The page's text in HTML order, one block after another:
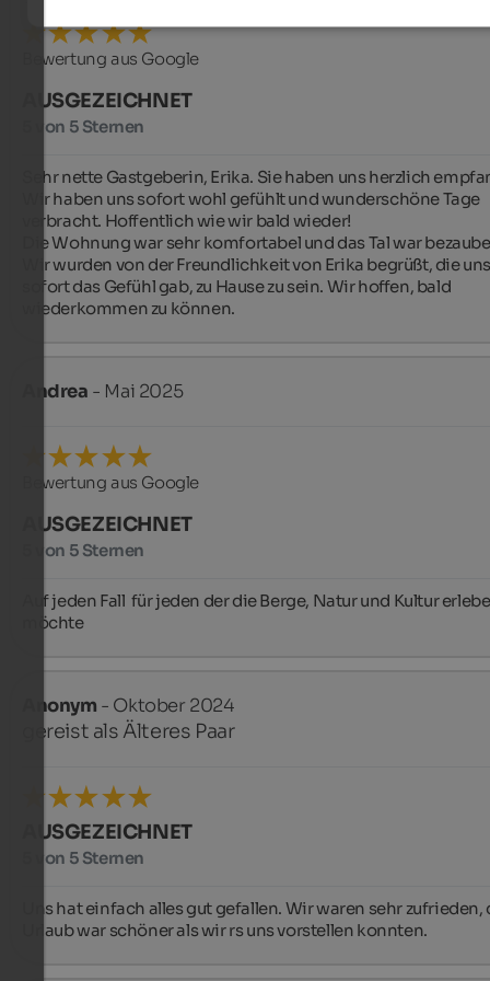
Bewertung aus Google
AUSGEZEICHNET
5 von 5 Sternen
Sehr nette Gastgeberin, Erika. Sie haben uns herzlich
Wir haben uns sofort wohl gefühlt und wunderschöne Tage
verbracht. Hoffentlich wie wir bald wieder!
Die Wohnung war sehr komfortabel und das Tal war
Wir wurden von der Freundlichkeit von Erika begrüßt, die
sofort das Gefühl gab, zu Hause zu sein. Wir hoffen, bald
wiederkommen zu können.
Andrea - Mai 2025
Bewertung aus Google
AUSGEZEICHNET
5 von 5 Sternen
Auf jeden Fall  für jeden der die Berge, Natur und Kultur
möchte
Anonym - Oktober 2024
gereist als Älteres Paar
AUSGEZEICHNET
5 von 5 Sternen
Uns hat einfach alles gut gefallen. Wir waren sehr zufrieden,
Urlaub war schöner als wir rs uns vorstellen konnten.